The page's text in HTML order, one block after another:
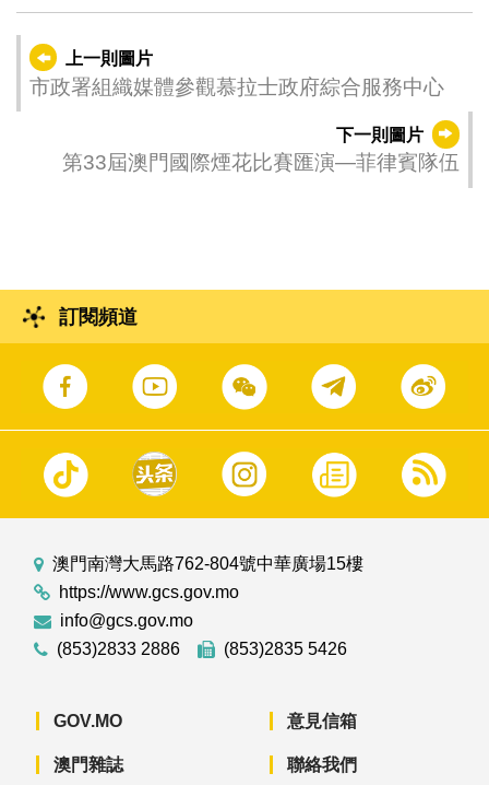
上一則圖片
市政署組織媒體參觀慕拉士政府綜合服務中心
下一則圖片
第33屆澳門國際煙花比賽匯演—菲律賓隊伍
訂閱頻道
澳門南灣大馬路762-804號中華廣場15樓
https://www.gcs.gov.mo
info@gcs.gov.mo
(853)2833 2886
(853)2835 5426
GOV.MO
澳門雜誌
意見信箱
聯絡我們